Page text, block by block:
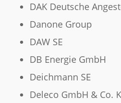
DAK Deutsche
Danone Group
DAW SE
DB Energie GmbH
Deichmann SE
Deleco GmbH & Co.